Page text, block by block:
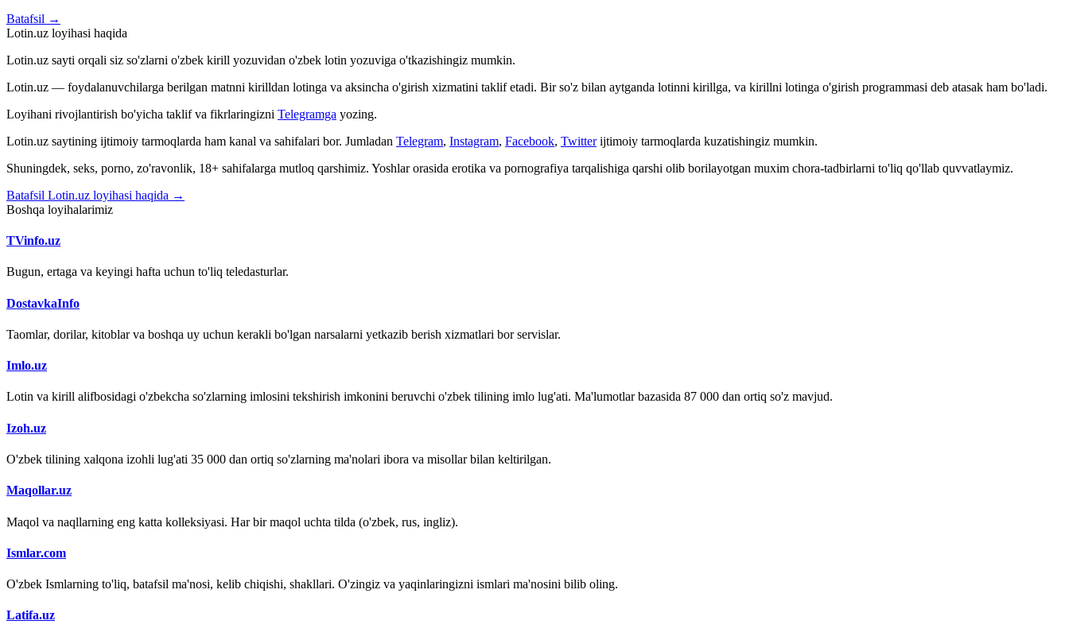
Batafsil →
Lotin.uz loyihasi haqida
Lotin.uz sayti orqali siz so'zlarni o'zbek kirill yozuvidan o'zbek lotin yozuviga o'tkazishingiz mumkin.
Lotin.uz — foydalanuvchilarga berilgan matnni kirilldan lotinga va aksincha o'girish xizmatini taklif etadi. Bir so'z bilan aytganda lotinni kirillga, va kirillni lotinga o'girish programmasi deb atasak ham bo'ladi.
Loyihani rivojlantirish bo'yicha taklif va fikrlaringizni Telegramga yozing.
Lotin.uz saytining ijtimoiy tarmoqlarda ham kanal va sahifalari bor. Jumladan Telegram, Instagram, Facebook, Twitter ijtimoiy tarmoqlarda kuzatishingiz mumkin.
Shuningdek, seks, porno, zo'ravonlik, 18+ sahifalarga mutloq qarshimiz. Yoshlar orasida erotika va pornografiya tarqalishiga qarshi olib borilayotgan muxim chora-tadbirlarni to'liq qo'llab quvvatlaymiz.
Batafsil Lotin.uz loyihasi haqida →
Boshqa loyihalarimiz
TVinfo.uz
Bugun, ertaga va keyingi hafta uchun to'liq teledasturlar.
DostavkaInfo
Taomlar, dorilar, kitoblar va boshqa uy uchun kerakli bo'lgan narsalarni yetkazib berish xizmatlari bor servislar.
Imlo.uz
Lotin va kirill alifbosidagi o'zbekcha so'zlarning imlosini tekshirish imkonini beruvchi o'zbek tilining imlo lug'ati. Ma'lumotlar bazasida 87 000 dan ortiq so'z mavjud.
Izoh.uz
O'zbek tilining xalqona izohli lug'ati 35 000 dan ortiq so'zlarning ma'nolari ibora va misollar bilan keltirilgan.
Maqollar.uz
Maqol va naqllarning eng katta kolleksiyasi. Har bir maqol uchta tilda (o'zbek, rus, ingliz).
Ismlar.com
O'zbek Ismlarning to'liq, batafsil ma'nosi, kelib chiqishi, shakllari. O'zingiz va yaqinlaringizni ismlari ma'nosini bilib oling.
Latifa.uz